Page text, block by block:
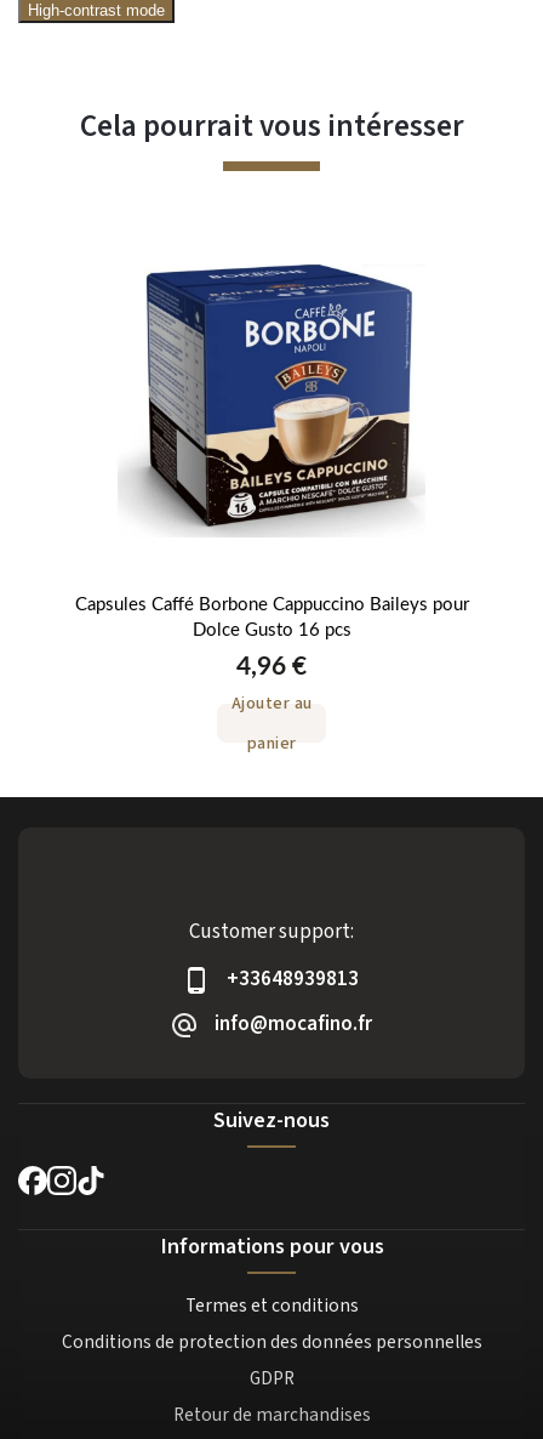
High-contrast mode
Cela pourrait vous intéresser
Capsules Caffé Borbone Cappuccino Baileys pour
Dolce Gusto 16 pcs
4,96 €
Ajouter au
panier
Customer support:
+33648939813
info@mocafino.fr
Suivez-nous
Informations pour vous
Termes et conditions
Conditions de protection des données personnelles
GDPR
Retour de marchandises